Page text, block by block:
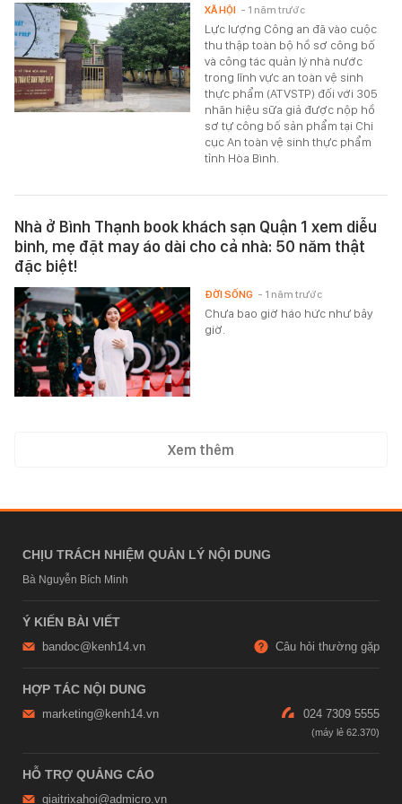
Lực lượng Công an đã vào cuộc
thu thập toàn bộ hồ sơ công bố
và công tác quản lý nhà nước
trong lĩnh vực an toàn vệ sinh
thực phẩm (ATVSTP) đối với 305
nhãn hiệu sữa giả được nộp hồ
sơ tự công bố sản phẩm tại Chi
cục An toàn vệ sinh thực phẩm
tỉnh Hòa Bình.
XÃ HỘI - 1 năm trước
Nhà ở Bình Thạnh book khách sạn Quận 1 xem diễu
binh, mẹ đặt may áo dài cho cả nhà: 50 năm thật
đặc biệt!
Chưa bao giờ háo hức như bây
giờ.
ĐỜI SỐNG - 1 năm trước
Xem thêm
CHỊU TRÁCH NHIỆM QUẢN LÝ NỘI DUNG
Bà Nguyễn Bích Minh
Ý KIẾN BÀI VIẾT
bandoc@kenh14.vn Câu hỏi thường gặp
HỢP TÁC NỘI DUNG
marketing@kenh14.vn 024 7309 5555
HỖ TRỢ QUẢNG CÁO
giaitrixahoi@admicro.vn